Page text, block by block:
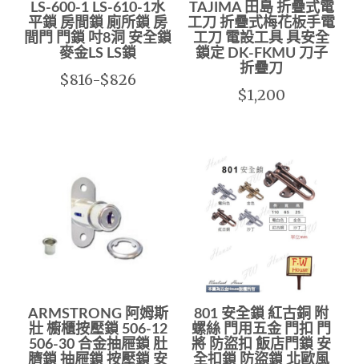
LS-600-1 LS-610-1水
平鎖 房間鎖 廁所鎖 房
間門 門鎖 吋8洞 安全鎖
麥金LS LS鎖
$816-$826
TAJIMA 田島 折疊式電
工刀 折疊式梅花板手電
工刀 電設工具 具安全
鎖定 DK-FKMU 刀子
折疊刀
$1,200
ARMSTRONG 阿姆斯
壯 櫥櫃按壓鎖 506-12
506-30 合金抽屜鎖 肚
臍鎖 抽屜鎖 按壓鎖 安
801 安全鎖 紅古銅 附
螺絲 門用五金 門扣 門
將 防盜扣 飯店門鎖 安
全扣鎖 防盜鎖 北歐風